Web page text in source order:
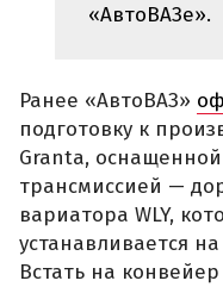
«АвтоВАЗе».
Ранее «АвтоВАЗ»
подготовку к
Granta,
трансмиссией —
вариатора WLY,
устанавливается
Встать на